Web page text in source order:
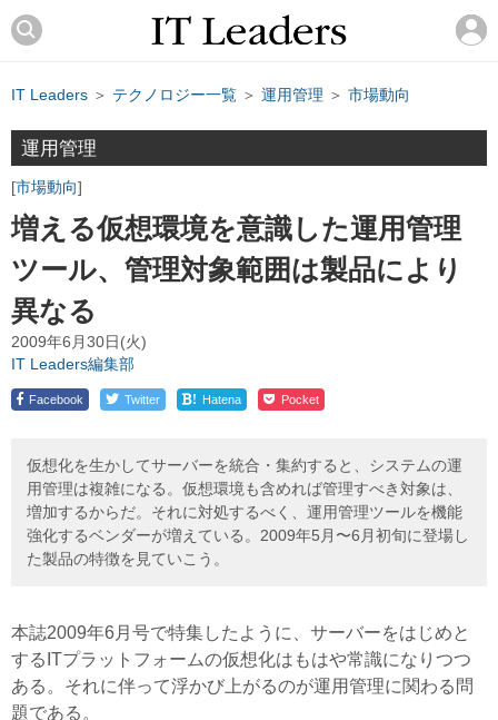
IT Leaders ＞ テクノロジー一覧 ＞ 運用管理 ＞ 市場動向
運用管理
市場動向
増える仮想環境を意識した運用管理
ツール、管理対象範囲は製品により
異なる
2009年6月30日(火)
IT Leaders編集部
Facebook Twitter ! Hatena Pocket
仮想化を生かしてサーバーを統合・集約すると、システムの運
用管理は複雑になる。仮想環境も含めれば管理すべき対象は、
増加するからだ。それに対処するべく、運用管理ツールを機能
強化するベンダーが増えている。2009年5月〜6月初旬に登場し
た製品の特徴を見ていこう。
本誌2009年6月号で特集したように、サーバーをはじめと
するITプラットフォームの仮想化はもはや常識になりつつ
ある。それに伴って浮かび上がるのが運用管理に関わる問
題である。